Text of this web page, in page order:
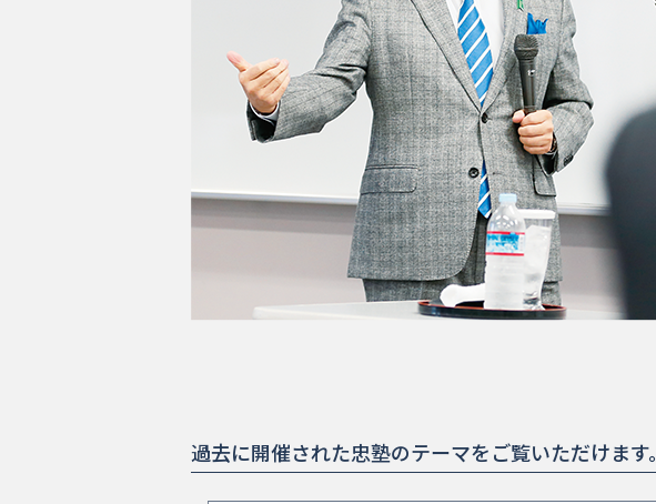
過去に開催された忠塾のテーマをご覧いただけます。